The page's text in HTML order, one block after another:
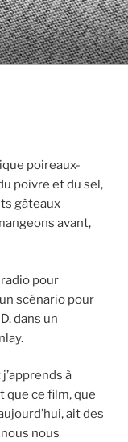
poireaux-
poivre et du sel,
gâteaux
avant,
pour
scénario pour
dans un
j’apprends à
que ce film, que
ait des
nous